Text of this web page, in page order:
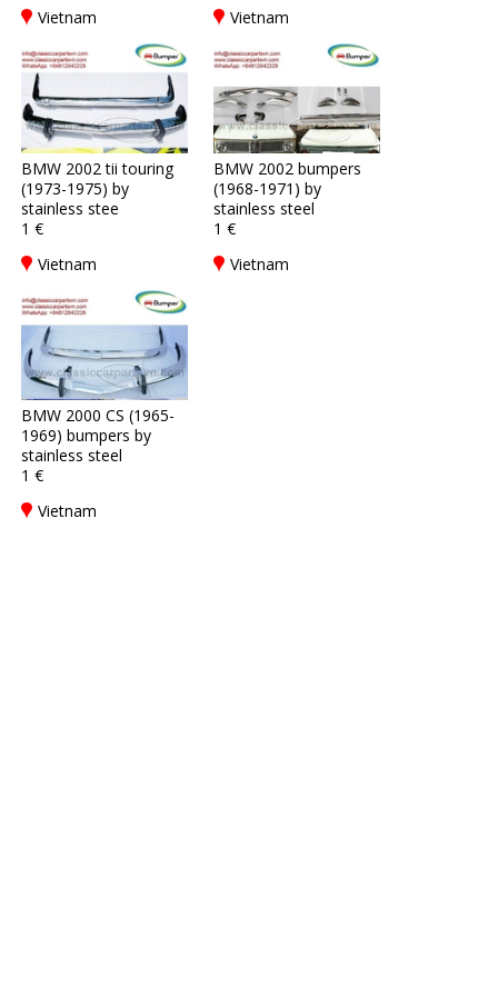
Vietnam
Vietnam
BMW 2002 tii touring
(1973-1975) by
stainless stee
1 €
Vietnam
BMW 2002 bumpers
(1968-1971) by
stainless steel
1 €
Vietnam
BMW 2000 CS (1965-
1969) bumpers by
stainless steel
1 €
Vietnam